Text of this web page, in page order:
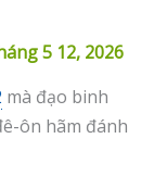
5 12, 2026
mà đạo binh
ôn hãm đánh